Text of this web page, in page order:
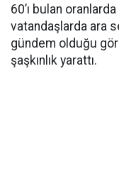
60’ı bulan
vatandaşlarda ara
gündem olduğu
şaşkınlık yarattı.